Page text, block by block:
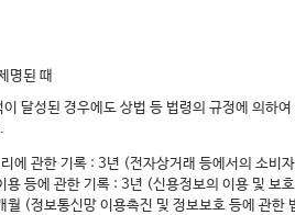
명된 때
달성된 경우에도 상법 등 법령의 규정에 의하
에 관한 기록 : 3년 (전자상거래 등에서의 소비
용 등에 관한 기록 : 3년 (신용정보의 이용 및 보
월 (정보통신망 이용촉진 및 정보보호 등에 관한